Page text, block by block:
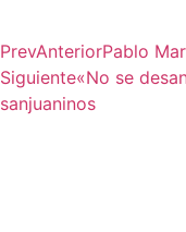
PrevAnteriorPablo
Siguiente«No se
sanjuaninos